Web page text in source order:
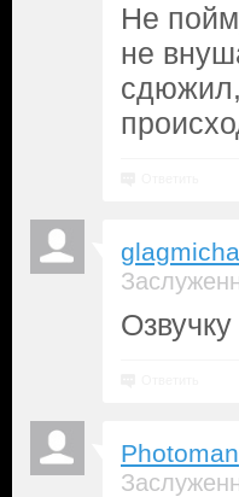
Не
не
Photoman